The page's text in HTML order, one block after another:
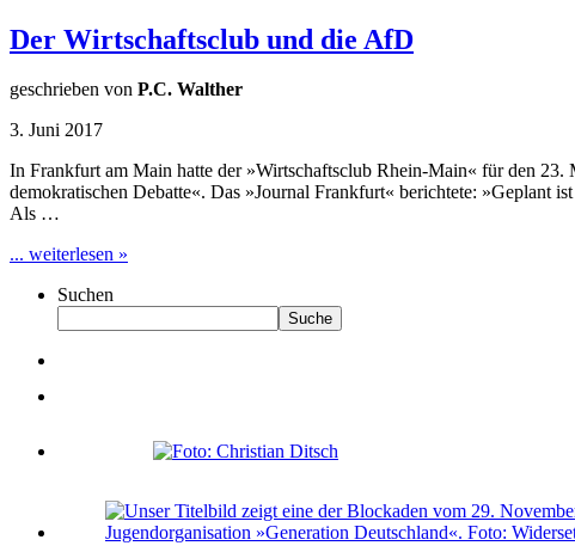
Der Wirtschaftsclub und die AfD
geschrieben von P.C. Walther
3. Juni 2017
In Frankfurt am Main hatte der »Wirtschaftsclub Rhein-Main« für den
demokratischen Debatte«. Das »Journal Frankfurt« berichtete: »Geplant
Als …
... weiterlesen »
Suchen
Suche